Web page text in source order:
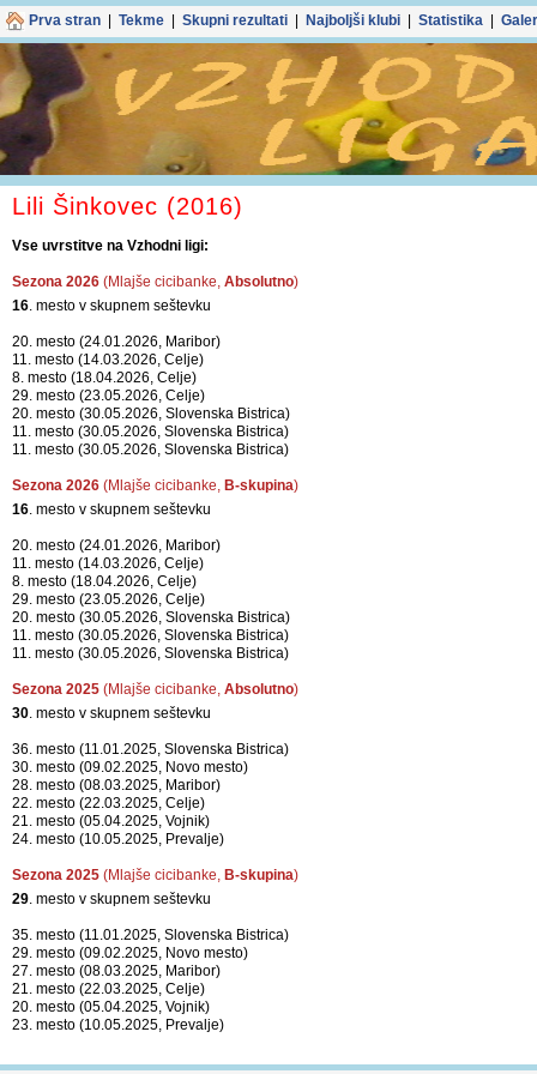
Prva stran Tekme Skupni rezultati Najboljši klubi Statistika
Lili Šinkovec (2016)
Vse uvrstitve na Vzhodni ligi:
Sezona 2026 (Mlajše cicibanke, Absolutno)
16. mesto v skupnem seštevku
20. mesto (24.01.2026, Maribor)
11. mesto (14.03.2026, Celje)
8. mesto (18.04.2026, Celje)
29. mesto (23.05.2026, Celje)
20. mesto (30.05.2026, Slovenska Bistrica)
11. mesto (30.05.2026, Slovenska Bistrica)
11. mesto (30.05.2026, Slovenska Bistrica)
Sezona 2026 (Mlajše cicibanke, B-skupina)
16. mesto v skupnem seštevku
20. mesto (24.01.2026, Maribor)
11. mesto (14.03.2026, Celje)
8. mesto (18.04.2026, Celje)
29. mesto (23.05.2026, Celje)
20. mesto (30.05.2026, Slovenska Bistrica)
11. mesto (30.05.2026, Slovenska Bistrica)
11. mesto (30.05.2026, Slovenska Bistrica)
Sezona 2025 (Mlajše cicibanke, Absolutno)
30. mesto v skupnem seštevku
36. mesto (11.01.2025, Slovenska Bistrica)
30. mesto (09.02.2025, Novo mesto)
28. mesto (08.03.2025, Maribor)
22. mesto (22.03.2025, Celje)
21. mesto (05.04.2025, Vojnik)
24. mesto (10.05.2025, Prevalje)
Sezona 2025 (Mlajše cicibanke, B-skupina)
29. mesto v skupnem seštevku
35. mesto (11.01.2025, Slovenska Bistrica)
29. mesto (09.02.2025, Novo mesto)
27. mesto (08.03.2025, Maribor)
21. mesto (22.03.2025, Celje)
20. mesto (05.04.2025, Vojnik)
23. mesto (10.05.2025, Prevalje)